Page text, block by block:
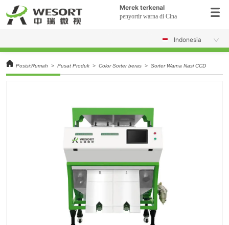
Merek terkenal
penyortir warna di Cina
Indonesia
Posisi:Rumah > Pusat Produk > Color Sorter beras > Sorter Warna Nasi CCD